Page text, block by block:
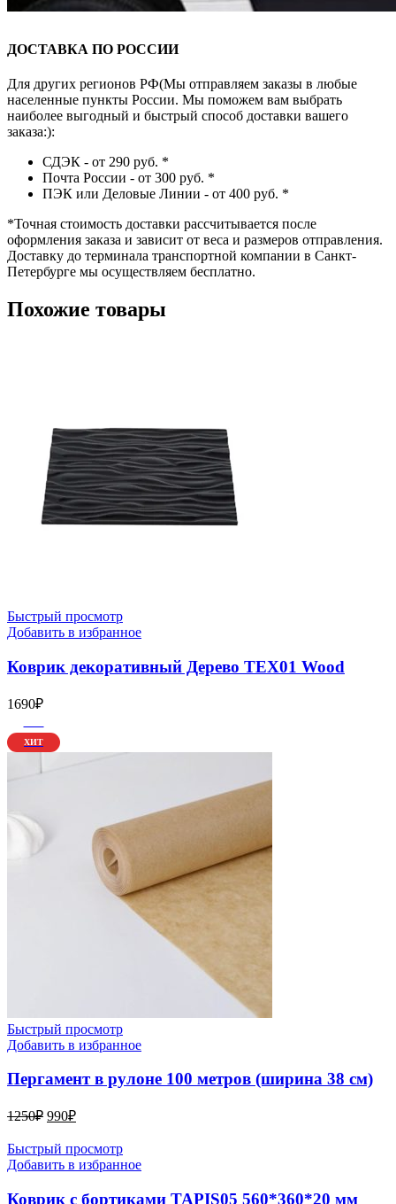
ДОСТАВКА ПО РОССИИ
Для других регионов РФ(Мы отправляем заказы в любые
населенные пункты России. Мы поможем вам выбрать
наиболее выгодный и быстрый способ доставки вашего
заказа:):
СДЭК - от 290 руб. *
Почта России - от 300 руб. *
ПЭК или Деловые Линии - от 400 руб. *
*Точная стоимость доставки рассчитывается после
оформления заказа и зависит от веса и размеров отправления.
Доставку до терминала транспортной компании в Санкт-
Петербурге мы осуществляем бесплатно.
Похожие товары
Быстрый просмотр
Добавить в избранное
Коврик декоративный Дерево TEX01 Wood
1690₽
ХИТ
Быстрый просмотр
Добавить в избранное
Пергамент в рулоне 100 метров (ширина 38 см)
1250₽ Первоначальная
составляла
1250₽.
990₽Текущая
990₽.
Быстрый просмотр
Добавить в избранное
Коврик с бортиками TAPIS05 560*360*20 мм